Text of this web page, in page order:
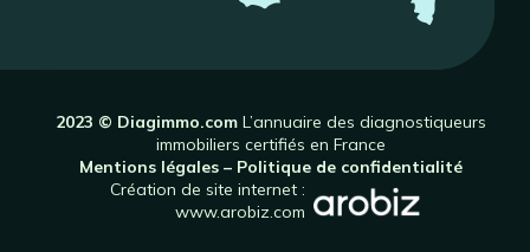
2023 © Diagimmo.com L’annuaire des diagnostiqueurs
immobiliers certifiés en France
Mentions légales – Politique de confidentialité
Création de site internet :
www.arobiz.com